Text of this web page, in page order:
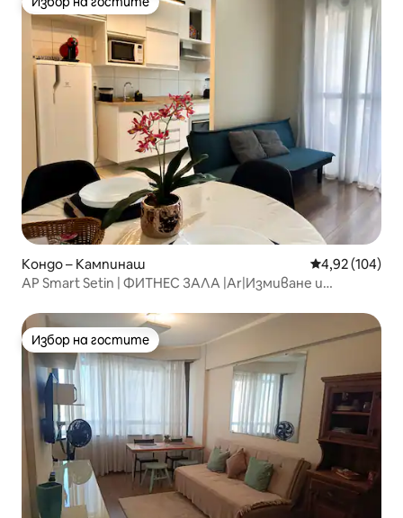
Избор на гостите
Кондо – Кампинаш Средна
4,92 (104)
AP Smart Setin | ФИТНЕС ЗАЛА |Ar|Измиване и
Избор на гостите
Избор на гостите